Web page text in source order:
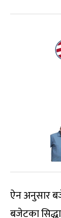
ऐन अनुसार
बजेटका